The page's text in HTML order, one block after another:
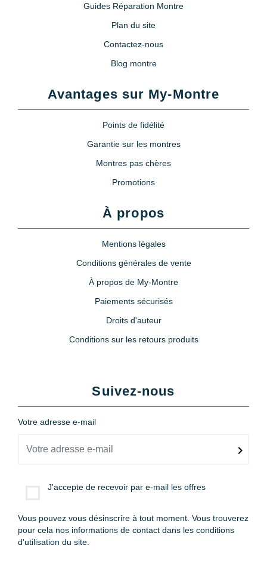
Guides Réparation Montre
Plan du site
Contactez-nous
Blog montre
Avantages sur My-Montre
Points de fidélité
Garantie sur les montres
Montres pas chères
Promotions
À propos
Mentions légales
Conditions générales de vente
À propos de My-Montre
Paiements sécurisés
Droits d'auteur
Conditions sur les retours produits
Suivez-nous
Votre adresse e-mail
J'accepte de recevoir par e-mail les offres
Vous pouvez vous désinscrire à tout moment. Vous trouverez
pour cela nos informations de contact dans les conditions
d'utilisation du site.